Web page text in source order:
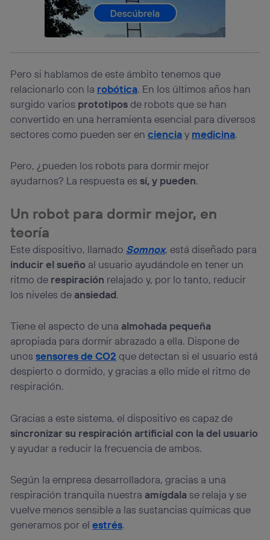
Pero si hablamos de este ámbito tenemos que
relacionarlo con la robótica. En los últimos años han
surgido varios prototiposde robots que se han
convertido en una herramienta esencial para diversos
sectores como pueden ser encienciay medicina.
Pero, ¿pueden los robots para dormir mejor
ayudarnos? La respuesta essí, y pueden.
Un robot para dormir mejor, en
teoría
Este dispositivo, llamado Somnox, está diseñado para
inducir el sueño al usuario ayudándole en tener un
ritmo de respiración relajado y, por lo tanto, reducir
los niveles de ansiedad.
Tiene el aspecto de una almohada pequeña
apropiada para dormir abrazado a ella. Dispone de
unossensores de CO2 que detectan si el usuario está
despierto o dormido, y gracias a ello mide el ritmo de
respiración.
Gracias a este sistema, el dispositivo es capaz de
sincronizar su respiración artificial con la del usuario
y ayudar a reducir la frecuencia de ambos.
Según la empresa desarrolladora, gracias a una
respiración tranquila nuestra amígdalase relaja y se
vuelve menos sensible a las sustancias químicas que
generamos por elestrés.
lo que cualquier persona que conecte su dispositivo y
consienta el uso de la tecnología recibirá el mismo
identificador. Típicamente:
actividades de navegación de los miembros del hogar
que hayan dado su consentimiento.
Si utilizas datos móviles, el marketing será más
personalizado, ya que se basará únicamente en la
navegación del usuario del móvil.
Puedes gestionar los consentimientos Utiq seleccionando
portal de privacidad de Utiq
(“consenthub”). Para más información, consulta
la política de privacidad de Utiq.